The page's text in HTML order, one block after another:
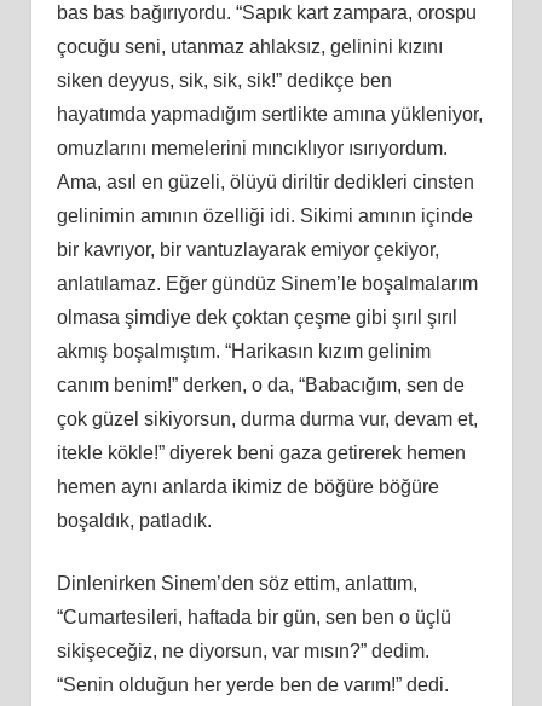
bas bas bağırıyordu. “Sapık kart zampara, orospu
çocuğu seni, utanmaz ahlaksız, gelinini kızını
siken deyyus, sik, sik, sik!” dedikçe ben
hayatımda yapmadığım sertlikte amına yükleniyor,
omuzlarını memelerini mıncıklıyor ısırıyordum.
Ama, asıl en güzeli, ölüyü diriltir dedikleri cinsten
gelinimin amının özelliği idi. Sikimi amının içinde
bir kavrıyor, bir vantuzlayarak emiyor çekiyor,
anlatılamaz. Eğer gündüz Sinem’le boşalmalarım
olmasa şimdiye dek çoktan çeşme gibi şırıl şırıl
akmış boşalmıştım. “Harikasın kızım gelinim
canım benim!” derken, o da, “Babacığım, sen de
çok güzel sikiyorsun, durma durma vur, devam et,
itekle kökle!” diyerek beni gaza getirerek hemen
hemen aynı anlarda ikimiz de böğüre böğüre
boşaldık, patladık.
Dinlenirken Sinem’den söz ettim, anlattım,
“Cumartesileri, haftada bir gün, sen ben o üçlü
sikişeceğiz, ne diyorsun, var mısın?” dedim.
“Senin olduğun her yerde ben de varım!” dedi.